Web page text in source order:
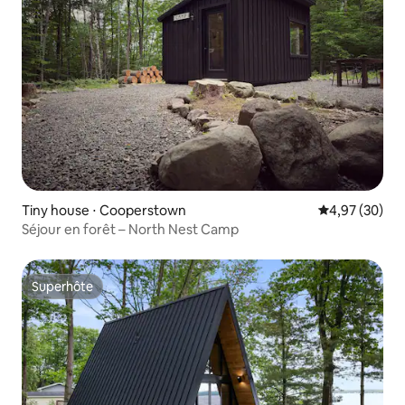
Tiny house ⋅ Cooperstown Évaluation
4,97 (30)
Séjour en forêt – North Nest Camp
Superhôte
Superhôte